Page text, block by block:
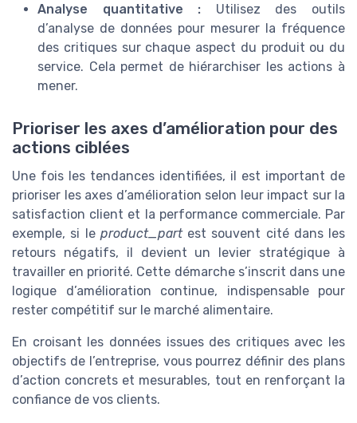
Analyse quantitative : Utilisez des outils
d’analyse de données pour mesurer la fréquence
des critiques sur chaque aspect du produit ou du
service. Cela permet de hiérarchiser les actions à
mener.
Prioriser les axes d’amélioration pour des
actions ciblées
Une fois les tendances identifiées, il est important de
prioriser les axes d’amélioration selon leur impact sur la
satisfaction client et la performance commerciale. Par
exemple, si le product_partest souvent cité dans les
retours négatifs, il devient un levier stratégique à
travailler en priorité. Cette démarche s’inscrit dans une
logique d’amélioration continue, indispensable pour
rester compétitif sur le marché alimentaire.
En croisant les données issues des critiques avec les
objectifs de l’entreprise, vous pourrez définir des plans
d’action concrets et mesurables, tout en renforçant la
confiance de vos clients.